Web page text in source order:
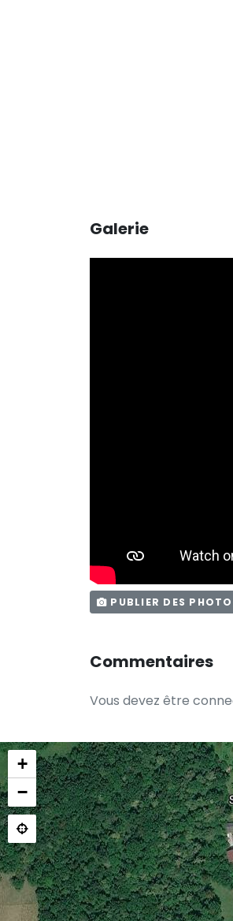
Galerie
PUBLIER DES
Commentaires
Vous devez être
+
−